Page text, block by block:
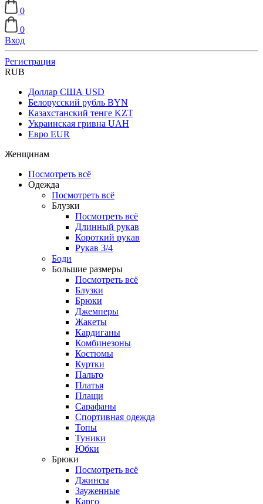
0
0
Вход
Регистрация
RUB
Доллар США USD
Белорусский рубль BYN
Казахстанский тенге KZT
Украинская гривна UAH
Евро EUR
Женщинам
Посмотреть всё
Одежда
Посмотреть всё
Блузки
Посмотреть всё
Длинный рукав
Короткий рукав
Рукав 3/4
Боди
Большие размеры
Посмотреть всё
Блузки
Брюки
Джемперы
Жакеты
Кардиганы
Комбинезоны
Костюмы
Куртки
Пальто
Платья
Плащи
Сарафаны
Спортивная одежда
Топы
Туники
Юбки
Брюки
Посмотреть всё
Джинсы
Зауженные
Карго